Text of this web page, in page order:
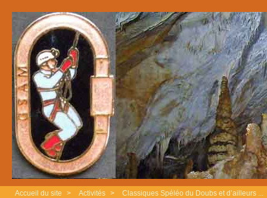
Accueil du site > Activités > Classiques Spéléo du Doubs et d’ailleurs ...